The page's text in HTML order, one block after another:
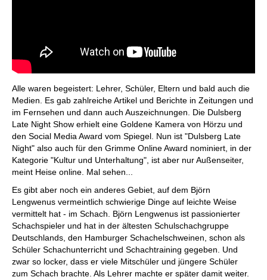
Alle waren begeistert: Lehrer, Schüler, Eltern und bald auch die
Medien. Es gab zahlreiche Artikel und Berichte in Zeitungen und
im Fernsehen und dann auch Auszeichnungen. Die Dulsberg
Late Night Show erhielt eine Goldene Kamera von Hörzu und
den Social Media Award vom Spiegel. Nun ist "Dulsberg Late
Night" also auch für den Grimme Online Award nominiert, in der
Kategorie "Kultur und Unterhaltung", ist aber nur Außenseiter,
meint Heise online. Mal sehen...
Es gibt aber noch ein anderes Gebiet, auf dem Björn
Lengwenus vermeintlich schwierige Dinge auf leichte Weise
vermittelt hat - im Schach. Björn Lengwenus ist passionierter
Schachspieler und hat in der ältesten Schulschachgruppe
Deutschlands, den Hamburger Schachelschweinen, schon als
Schüler Schachunterricht und Schachtraining gegeben. Und
zwar so locker, dass er viele Mitschüler und jüngere Schüler
zum Schach brachte. Als Lehrer machte er später damit weiter.